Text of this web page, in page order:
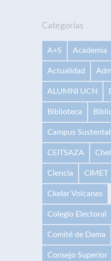
Categorías
A+S Academia
Actualidad
ALUMNI UCN
Biblioteca
Campus
CEITSAZA
Ciencia CIMET
Ckelar Volcanes
Colegio Electoral
Comité de Dama
Consejo Superior